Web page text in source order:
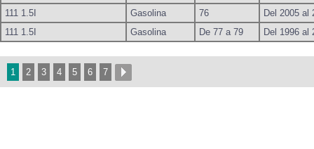
111 1.5I
Gasolina 76
Del 2005 al
111 1.5I
Gasolina De 77 a 79 Del 1996 al
1 2 3 4 5 6 7